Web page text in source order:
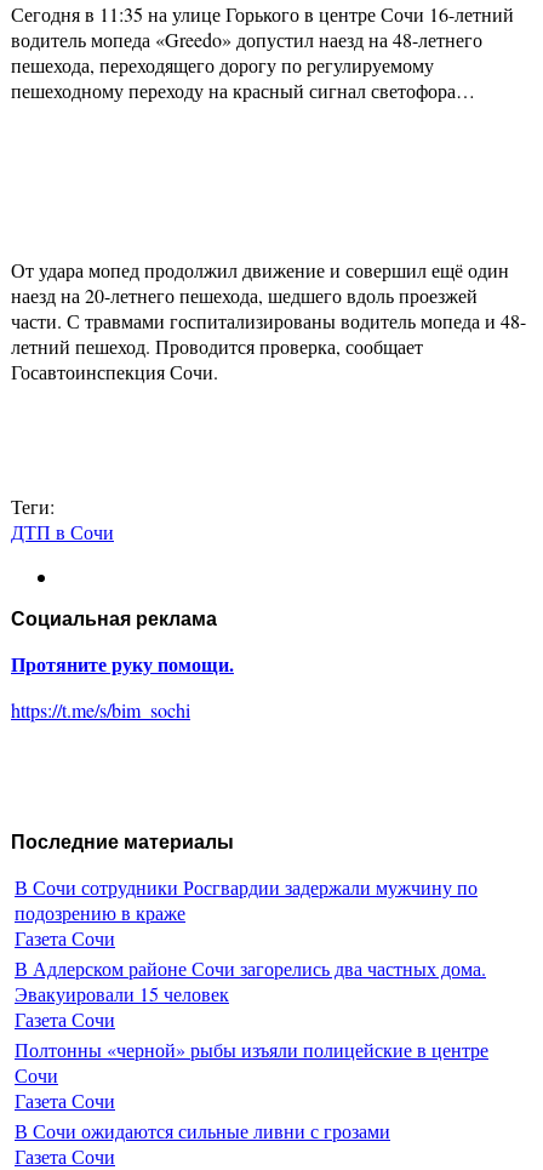
Сегодня в 11:35 на улице Горького в центре Сочи 16-летний
водитель мопеда «Greedo» допустил наезд на 48-летнего
пешехода, переходящего дорогу по регулируемому
пешеходному переходу на красный сигнал светофора…
От удара мопед продолжил движение и совершил ещё один
наезд на 20-летнего пешехода, шедшего вдоль проезжей
части. С травмами госпитализированы водитель мопеда и 48-
летний пешеход. Проводится проверка, сообщает
Госавтоинспекция Сочи.
Теги:
ДТП в Сочи
Социальная реклама
Протяните руку помощи.
https://t.me/s/bim_sochi
Последние материалы
В Сочи сотрудники Росгвардии задержали мужчину по
подозрению в краже
Газета Сочи
В Адлерском районе Сочи загорелись два частных дома.
Эвакуировали 15 человек
Газета Сочи
Полтонны «черной» рыбы изъяли полицейские в центре
Сочи
Газета Сочи
В Сочи ожидаются сильные ливни с грозами
Газета Сочи